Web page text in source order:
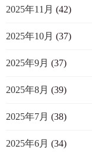
2025年11月 (42)
2025年10月 (37)
2025年9月 (37)
2025年8月 (39)
2025年7月 (38)
2025年6月 (34)